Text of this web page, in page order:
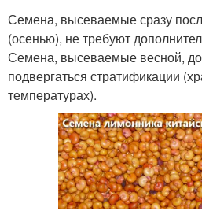
Семена, высеваемые сразу
(осенью), не требуют
Семена, высеваемые весной,
подвергаться стратификации
температурах).